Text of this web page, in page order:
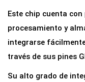
1
2
E
W
i
Este chip cuenta
procesamiento y
integrarse
través de sus pines
Su alto grado de